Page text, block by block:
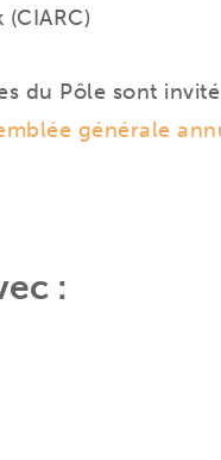
du Pôle sont
générale
: